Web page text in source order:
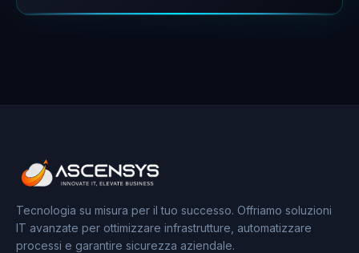
Tecnologia su misura per il tuo successo. Offriamo soluzioni
IT avanzate per ottimizzare infrastrutture, automatizzare
processi e garantire sicurezza aziendale.